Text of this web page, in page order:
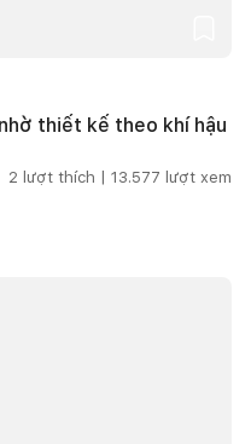
thiết kế theo khí hậu
2 lượt thích | 13.577 lượt xem